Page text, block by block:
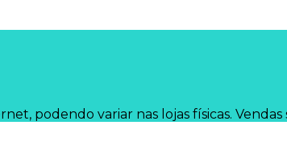
podendo variar nas lojas físicas.